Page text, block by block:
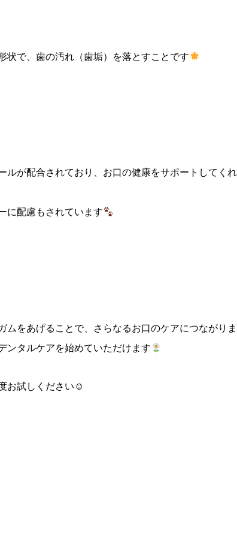
状で、歯の汚れ（歯垢）を落とすことです
ルが配合されており、お口の健康をサポートしてく
に配慮もされています
をあげることで、さらなるお口のケアにつながり
ンタルケアを始めていただけます
お試しください☺